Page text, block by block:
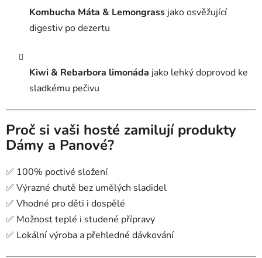
Kombucha Máta & Lemongrassjako osvěžující
digestiv po dezertu
Kiwi & Rebarbora limonáda jako lehký doprovod ke
sladkému pečivu
Proč si vaši hosté zamilují produkty
Dámy a Panové?
✅ 100% poctivé složení
✅ Výrazné chutě bez umělých sladidel
✅ Vhodné pro děti i dospělé
✅ Možnost teplé i studené přípravy
✅ Lokální výroba a přehledné dávkování